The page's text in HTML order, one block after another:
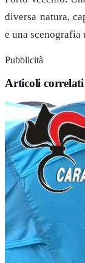
diversa natura,
e una
Pubblicità
Articoli correlati